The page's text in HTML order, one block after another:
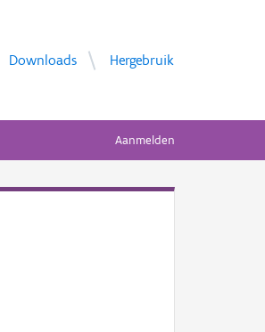
Downloads Hergebruik
Aanmelden